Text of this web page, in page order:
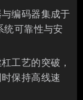
编码器集成于
统可靠性与安
工艺的突破，
保持高线速